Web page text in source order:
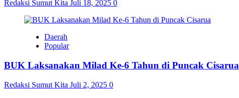
Redaksi Sumut Kita Juli 18, 2025 0
Daerah
Popular
BUK Laksanakan Milad Ke-6 Tahun di Puncak Cisarua
Redaksi Sumut Kita Juli 2, 2025 0